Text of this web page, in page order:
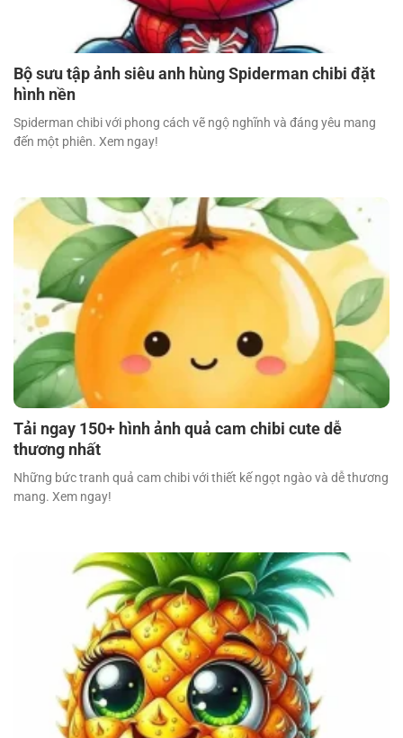
Bộ sưu tập ảnh siêu anh hùng Spiderman chibi đặt
hình nền
Spiderman chibi với phong cách vẽ ngộ nghĩnh và đáng yêu mang
đến một phiên. Xem ngay!
Tải ngay 150+ hình ảnh quả cam chibi cute dễ
thương nhất
Những bức tranh quả cam chibi với thiết kế ngọt ngào và dễ thương
mang. Xem ngay!